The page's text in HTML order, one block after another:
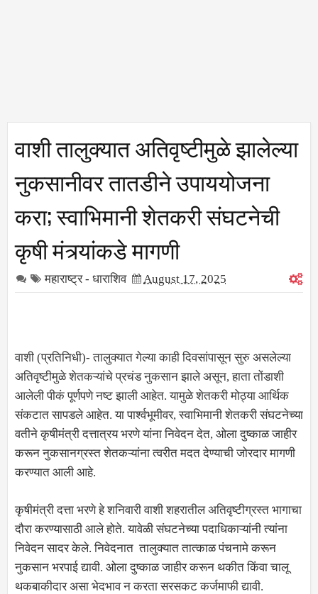
वाशी तालुक्यात अतिवृष्टीमुळे झालेल्या
नुकसानीवर तातडीने उपाययोजना
करा; स्वाभिमानी शेतकरी संघटनेची
कृषी मंत्र्यांकडे मागणी
महाराष्ट्र - धाराशिव August 17, 2025
वाशी (प्रतिनिधी)- तालुक्यात गेल्या काही दिवसांपासून सुरु असलेल्या
अतिवृष्टीमुळे शेतकऱ्यांचे प्रचंड नुकसान झाले असून, हाता तोंडाशी
आलेली पीकं पूर्णपणे नष्ट झाली आहेत. यामुळे शेतकरी मोठ्या आर्थिक
संकटात सापडले आहेत. या पार्श्वभूमीवर, स्वाभिमानी शेतकरी संघटनेच्या
वतीने कृषीमंत्री दत्तात्रय भरणे यांना निवेदन देत, ओला दुष्काळ जाहीर
करून नुकसानग्रस्त शेतकऱ्यांना त्वरीत मदत देण्याची जोरदार मागणी
करण्यात आली आहे.
कृषीमंत्री दत्ता भरणे हे शनिवारी वाशी शहरातील अतिवृष्टीग्रस्त भागाचा
दौरा करण्यासाठी आले होते. यावेळी संघटनेच्या पदाधिकाऱ्यांनी त्यांना
निवेदन सादर केले. निवेदनात तालुक्यात तात्काळ पंचनामे करून
नुकसान भरपाई द्यावी. ओला दुष्काळ जाहीर करून थकीत किंवा चालू
थकबाकीदार असा भेदभाव न करता सरसकट कर्जमाफी द्यावी.